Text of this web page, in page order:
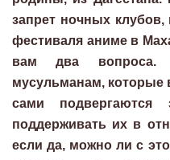
запрет ночных
фестиваля аниме в
вам два
мусульманам, которые
сами подвергаются
поддерживать их в
если да, можно ли с